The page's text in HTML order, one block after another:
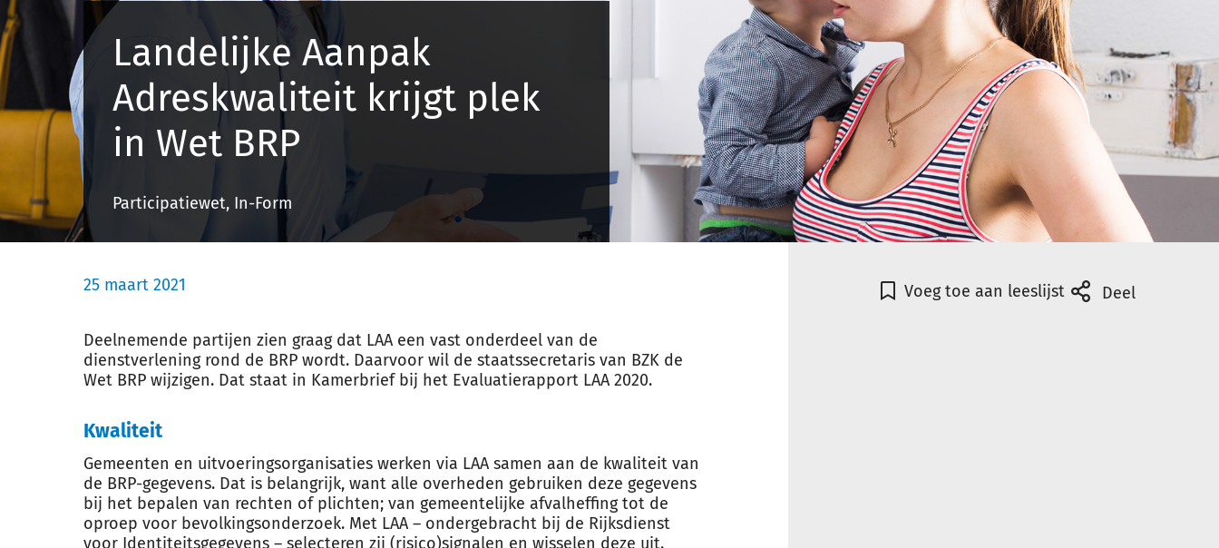
Landelijke Aanpak
Adreskwaliteit krijgt plek
in Wet BRP
Participatiewet, In-Form
25 maart 2021
Deelnemende partijen zien graag dat LAA een vast onderdeel van de
dienstverlening rond de BRP wordt. Daarvoor wil de staatssecretaris van BZK de
Wet BRP wijzigen. Dat staat in Kamerbrief bij het Evaluatierapport LAA 2020.
Kwaliteit
Gemeenten en uitvoeringsorganisaties werken via LAA samen aan de kwaliteit van
de BRP-gegevens. Dat is belangrijk, want alle overheden gebruiken deze gegevens
bij het bepalen van rechten of plichten; van gemeentelijke afvalheffing tot de
oproep voor bevolkingsonderzoek. Met LAA – ondergebracht bij de Rijksdienst
voor Identiteitsgegevens – selecteren zij (risico)signalen en wisselen deze uit.
Voeg toe aan leeslijst Deel